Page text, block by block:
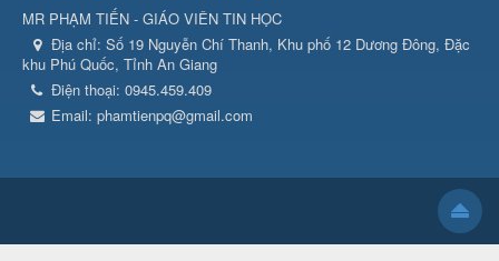
MR PHẠM TIẾN - GIÁO VIÊN TIN HỌC
Địa chỉ: Số 19 Nguyễn Chí Thanh, Khu phố 12 Dương Đông, Đặc
khu Phú Quốc, Tỉnh An Giang
Điện thoại: 0945.459.409
Email: phamtienpq@gmail.com